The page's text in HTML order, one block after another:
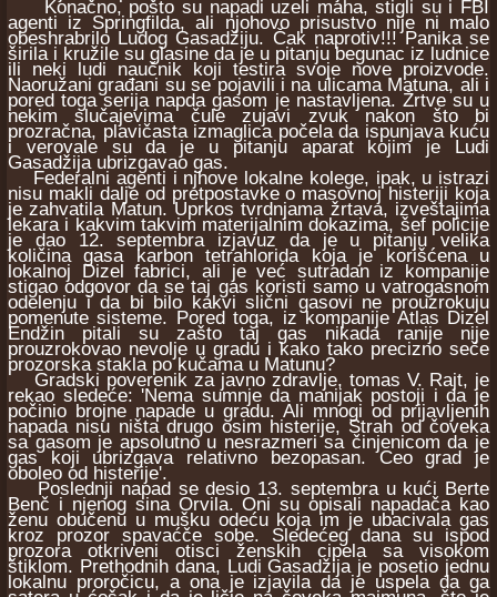
Konačno, pošto su napadi uzeli maha, stigli su i FBI
agenti iz Springfilda, ali njohovo prisustvo nije ni malo
obeshrabrilo Ludog Gasadžiju. Čak naprotiv!!! Panika se
širila i kružile su glasine da je u pitanju begunac iz ludnice
ili neki ludi naučnik koji testira svoje nove proizvode.
Naoružani građani su se pojavili i na ulicama Matuna, ali i
pored toga serija napda gasom je nastavljena. Žrtve su u
nekim slučajevima čule zujavi zvuk nakon što bi
prozračna, plavičasta izmaglica počela da ispunjava kuću
i verovale su da je u pitanju aparat kojim je Ludi
Gasadžija ubrizgavao gas.
Federalni agenti i njhove lokalne kolege, ipak, u istrazi
nisu makli dalje od pretpostavke o masovnoj histeriji koja
je zahvatila Matun. Uprkos tvrdnjama žrtava, izveštajima
lekara i kakvim takvim materijalnim dokazima, šef policije
je dao 12. septembra izjavuz da je u pitanju velika
količina gasa karbon tetrahlorida koja je korišćena u
lokalnoj Dizel fabrici, ali je već sutradan iz kompanije
stigao odgovor da se taj gas koristi samo u vatrogasnom
odelenju i da bi bilo kakvi slični gasovi ne prouzrokuju
pomenute sisteme. Pored toga, iz kompanije Atlas Dizel
Endžin pitali su zašto taj gas nikada ranije nije
prouzrokovao nevolje u gradu i kako tako precizno seče
prozorska stakla po kučama u Matunu?
Gradski poverenik za javno zdravlje, tomas V. Rajt, je
rekao sledeće: 'Nema sumnje da manijak postoji i da je
počinio brojne napade u gradu. Ali mnogi od prijavljenih
napada nisu ništa drugo osim histerije, Strah od čoveka
sa gasom je apsolutno u nesrazmeri sa činjenicom da je
gas koji ubrizgava relativno bezopasan. Ceo grad je
oboleo od histerije'.
Poslednji napad se desio 13. septembra u kući Berte
Benč i njenog sina Orvila. Oni su opisali napadača kao
ženu obučenu u mušku odeću koja im je ubacivala gas
kroz prozor spavaćče sobe. Sledećeg dana su ispod
prozora otkriveni otisci ženskih cipela sa visokom
štiklom. Prethodnih dana, Ludi Gasadžija je posetio jednu
lokalnu proročicu, a ona je izjavila da je uspela da ga